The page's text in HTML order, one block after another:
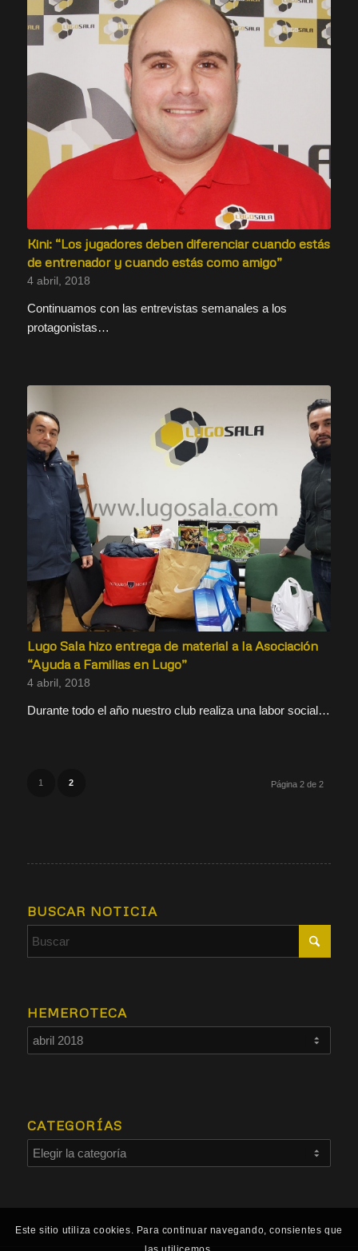
Kini: “Los jugadores deben diferenciar cuando estás
de entrenador y cuando estás como amigo”
4 abril, 2018
Continuamos con las entrevistas semanales a los
protagonistas…
Lugo Sala hizo entrega de material a la Asociación
“Ayuda a Familias en Lugo”
4 abril, 2018
Durante todo el año nuestro club realiza una labor social…
Página 2 de 2
1 2
BUSCAR NOTICIA
HEMEROTECA
CATEGORÍAS
Este sitio utiliza cookies. Para continuar navegando, consientes que